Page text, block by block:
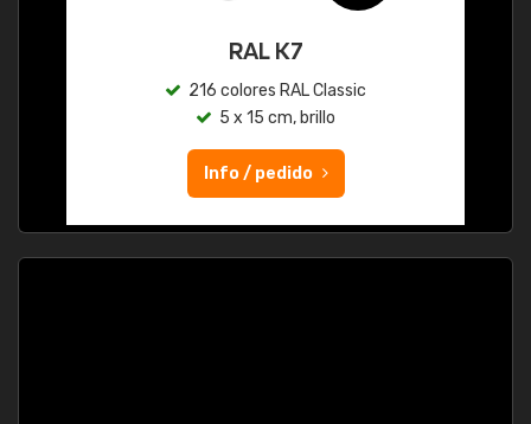
RAL K7
216 colores RAL Classic
5 x 15 cm, brillo
Info / pedido